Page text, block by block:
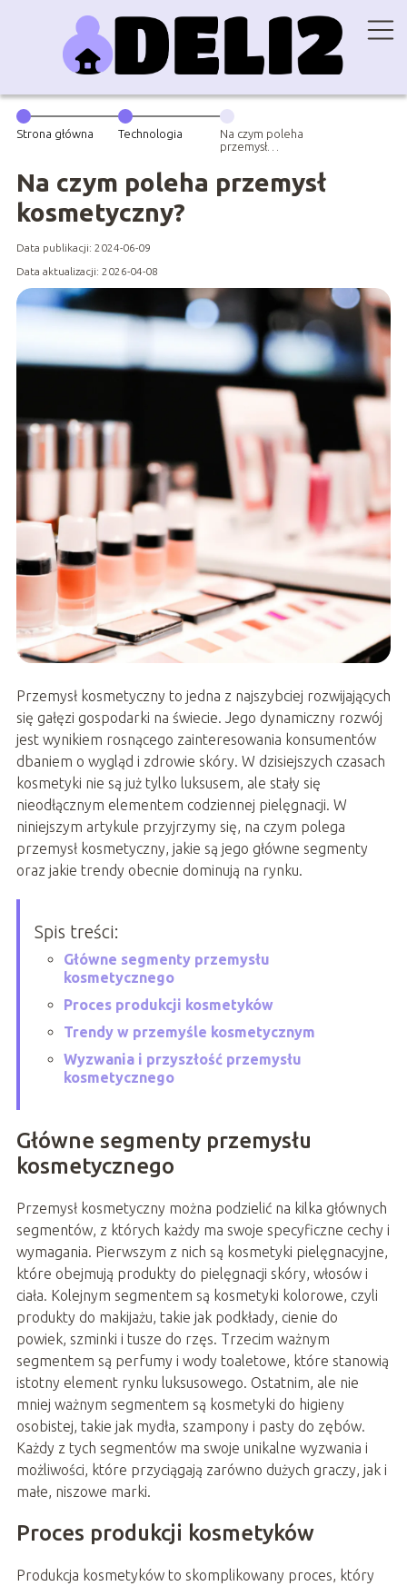
Strona główna Technologia
Na czym poleha
przemysł
Na czym poleha przemysł
kosmetyczny?
Data publikacji: 2024-06-09
Data aktualizacji: 2026-04-08
Przemysł kosmetyczny to jedna z najszybciej rozwijających
się gałęzi gospodarki na świecie. Jego dynamiczny rozwój
jest wynikiem rosnącego zainteresowania konsumentów
dbaniem o wygląd i zdrowie skóry. W dzisiejszych czasach
kosmetyki nie są już tylko luksusem, ale stały się
nieodłącznym elementem codziennej pielęgnacji. W
niniejszym artykule przyjrzymy się, na czym polega
przemysł kosmetyczny, jakie są jego główne segmenty
oraz jakie trendy obecnie dominują na rynku.
Spis treści:
Główne segmenty przemysłu
kosmetycznego
Proces produkcji kosmetyków
Trendy w przemyśle kosmetycznym
Wyzwania i przyszłość przemysłu
kosmetycznego
Główne segmenty przemysłu
kosmetycznego
Przemysł kosmetyczny można podzielić na kilka głównych
segmentów, z których każdy ma swoje specyficzne cechy i
wymagania. Pierwszym z nich są kosmetyki pielęgnacyjne,
które obejmują produkty do pielęgnacji skóry, włosów i
ciała. Kolejnym segmentem są kosmetyki kolorowe, czyli
produkty do makijażu, takie jak podkłady, cienie do
powiek, szminki i tusze do rzęs. Trzecim ważnym
segmentem są perfumy i wody toaletowe, które stanowią
istotny element rynku luksusowego. Ostatnim, ale nie
mniej ważnym segmentem są kosmetyki do higieny
osobistej, takie jak mydła, szampony i pasty do zębów.
Każdy z tych segmentów ma swoje unikalne wyzwania i
możliwości, które przyciągają zarówno dużych graczy, jak i
małe, niszowe marki.
Proces produkcji kosmetyków
Produkcja kosmetyków to skomplikowany proces, który